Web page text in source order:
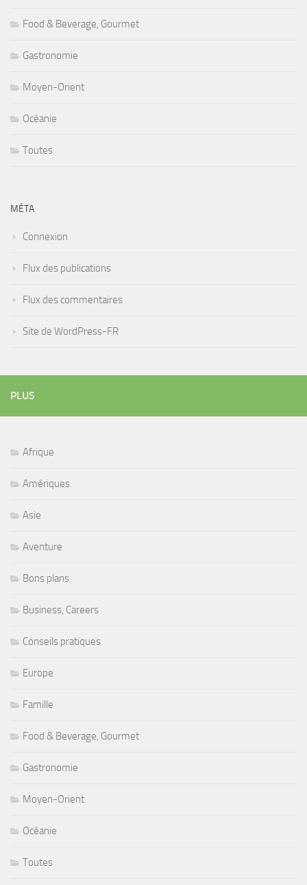
Food & Beverage, Gourmet
Gastronomie
Moyen-Orient
Océanie
Toutes
MÉTA
Connexion
Flux des publications
Flux des commentaires
Site de WordPress-FR
PLUS
Afrique
Amériques
Asie
Aventure
Bons plans
Business, Careers
Conseils pratiques
Europe
Famille
Food & Beverage, Gourmet
Gastronomie
Moyen-Orient
Océanie
Toutes